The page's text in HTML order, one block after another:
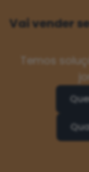
Vai vender
Temos